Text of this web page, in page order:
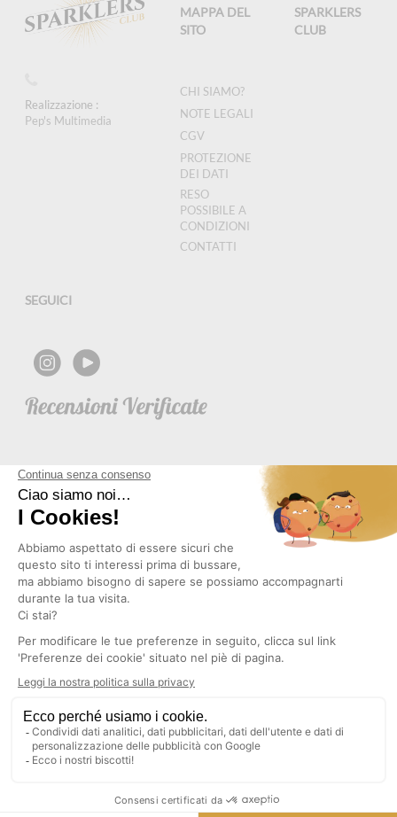
Realizzazione :
Pep's Multimedia
MAPPA DEL
SITO
CHI SIAMO?
NOTE LEGALI
CGV
PROTEZIONE
DEI DATI
RESO
POSSIBILE A
CONDIZIONI
CONTATTI
SPARKLERS
CLUB
SEGUICI
NEWSLETTER